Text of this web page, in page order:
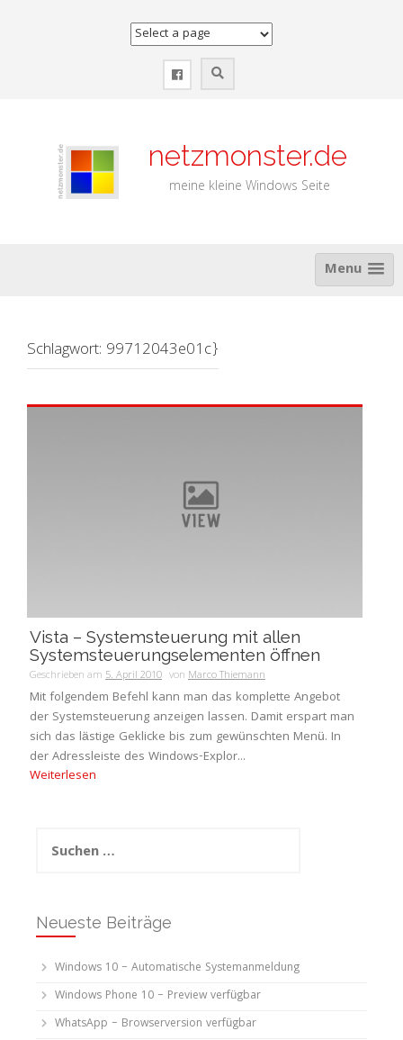
netzmonster.de
meine kleine Windows Seite
Menu
Schlagwort: 99712043e01c}
Vista – Systemsteuerung mit allen
Systemsteuerungselementen öffnen
Geschrieben am 5. April 2010 von Marco Thiemann
Mit folgendem Befehl kann man das komplette Angebot
der Systemsteuerung anzeigen lassen. Damit erspart man
sich das lästige Geklicke bis zum gewünschten Menü. In
der Adressleiste des Windows-Explor...
Weiterlesen
nach:
Neueste Beiträge
Windows 10 – Automatische Systemanmeldung
Windows Phone 10 – Preview verfügbar
WhatsApp – Browserversion verfügbar